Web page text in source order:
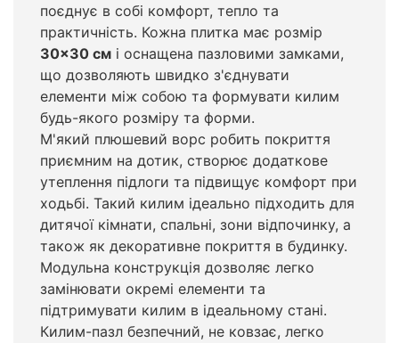
поєднує в собі комфорт, тепло та
практичність. Кожна плитка має розмір
30×30 см і оснащена пазловими замками,
що дозволяють швидко з'єднувати
елементи між собою та формувати килим
будь-якого розміру та форми.
М'який плюшевий ворс робить покриття
приємним на дотик, створює додаткове
утеплення підлоги та підвищує комфорт при
ходьбі. Такий килим ідеально підходить для
дитячої кімнати, спальні, зони відпочинку, а
також як декоративне покриття в будинку.
Модульна конструкція дозволяє легко
замінювати окремі елементи та
підтримувати килим в ідеальному стані.
Килим-пазл безпечний, не ковзає, легко